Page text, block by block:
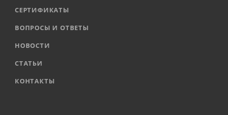
СЕРТИФИКАТЫ
ВОПРОСЫ И ОТВЕТЫ
НОВОСТИ
СТАТЬИ
КОНТАКТЫ